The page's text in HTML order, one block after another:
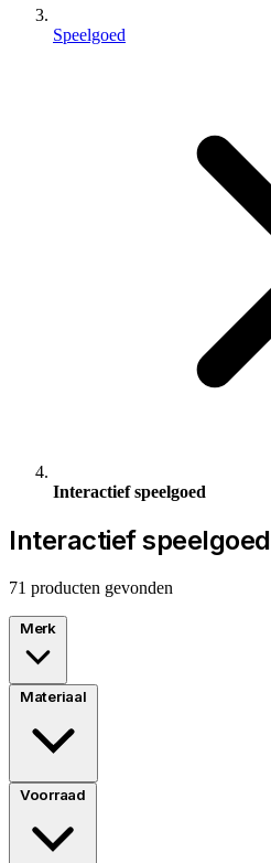
Speelgoed
Interactief speelgoed
Interactief speelgoed
71 producten gevonden
Merk
Materiaal
Voorraad